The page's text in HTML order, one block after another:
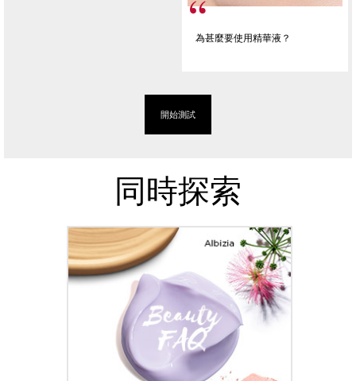
為甚麼要使用精華液？
開始測試
同時探索